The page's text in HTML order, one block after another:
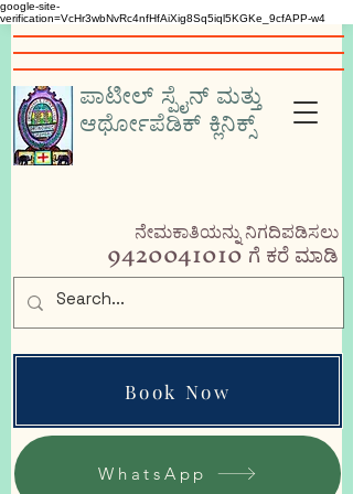
google-site-
verification=VcHr3wbNvRc4nfHfAiXig8Sq5iql5KGKe_9cfAPP-w4
ಪಾಟೀಲ್ ಸ್ಪೈನ್ ಮತ್ತು
ಆರ್ಥೋಪೆಡಿಕ್ ಕ್ಲಿನಿಕ್ಸ್
ನೇಮಕಾತಿಯನ್ನು ನಿಗದಿಪಡಿಸಲು
9420041010ಗೆ ಕರೆ ಮಾಡಿ
Book Now
WhatsApp